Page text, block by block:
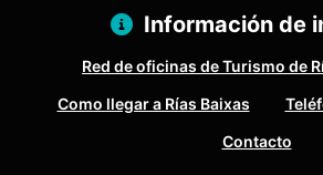
Información de
Red de oficinas de Turismo de
Como llegar a Rías Baixas
Contacto